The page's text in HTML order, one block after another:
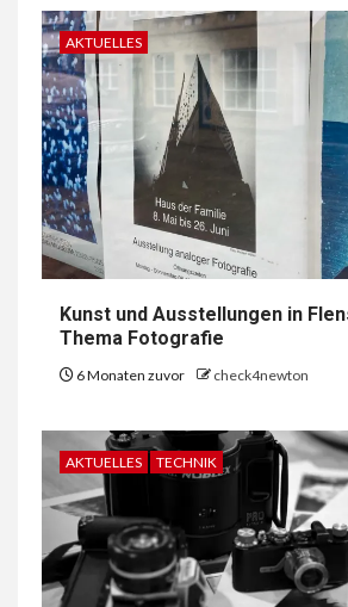
AKTUELLES
Kunst und Ausstellungen in
Thema Fotografie
6 Monaten zuvor check4newton
AKTUELLES TECHNIK